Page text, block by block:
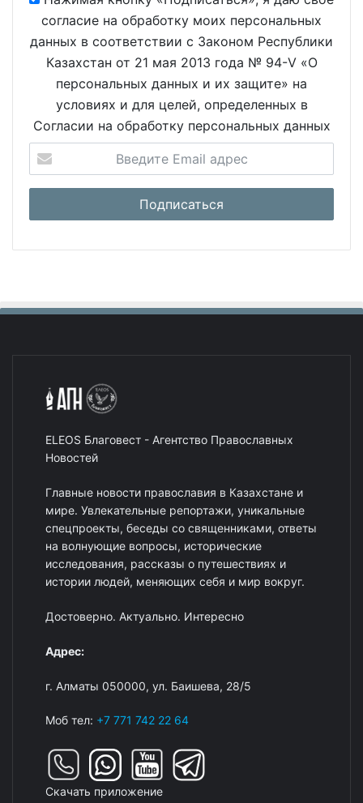
согласие на обработку моих персональных
данных в соответствии с Законом Республики
Казахстан от 21 мая 2013 года № 94-V «О
персональных данных и их защите» на
условиях и для целей, определенных в
Согласии на обработку персональных данных
ELEOS Благовест - Агентство Православных
Новостей
Главные новости православия в Казахстане и
мире. Увлекательные репортажи, уникальные
спецпроекты, беседы со священниками, ответы
на волнующие вопросы, исторические
исследования, рассказы о путешествиях и
истории людей, меняющих себя и мир вокруг.
Достоверно. Актуально. Интересно
Адрес:
г. Алматы 050000, ул. Баишева, 28/5
Моб тел: +7 771 742 22 64
Скачать приложение